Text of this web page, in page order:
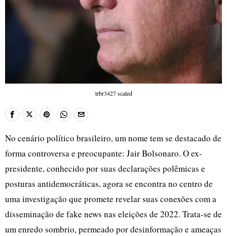
trbr3427 scaled
No cenário político brasileiro, um nome tem se destacado de
forma controversa e preocupante: Jair Bolsonaro. O ex-
presidente, conhecido por suas declarações polêmicas e
posturas antidemocráticas, agora se encontra no centro de
uma investigação que promete revelar suas conexões com a
disseminação de fake news nas eleições de 2022. Trata-se de
um enredo sombrio, permeado por desinformação e ameaças